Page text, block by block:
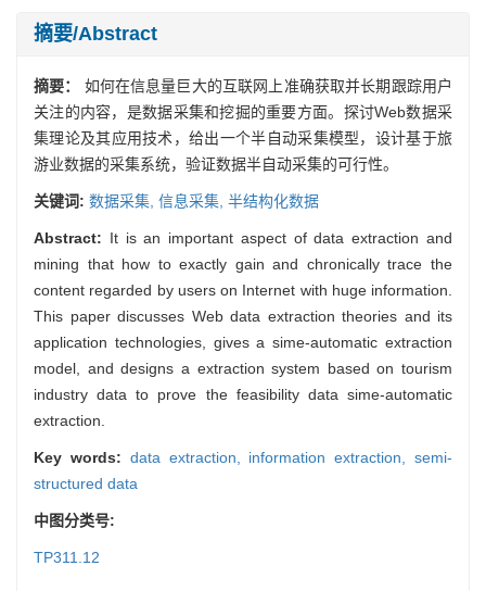
摘要/Abstract
摘要： 如何在信息量巨大的互联网上准确获取并长期跟踪用户
关注的内容，是数据采集和挖掘的重要方面。探讨Web数据采
集理论及其应用技术，给出一个半自动采集模型，设计基于旅
游业数据的采集系统，验证数据半自动采集的可行性。
关键词: 数据采集, 信息采集, 半结构化数据
Abstract: It is an important aspect of data extraction and
mining that how to exactly gain and chronically trace the
content regarded by users on Internet with huge information.
This paper discusses Web data extraction theories and its
application technologies, gives a sime-automatic extraction
model, and designs a extraction system based on tourism
industry data to prove the feasibility data sime-automatic
extraction.
Key words: data extraction, information extraction,semi-
structured data
中图分类号:
TP311.12